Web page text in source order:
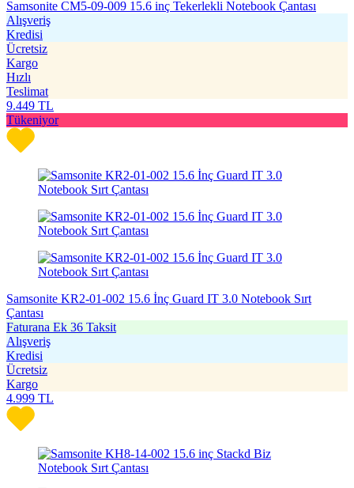
Samsonite CM5-09-009 15.6 inç Tekerlekli Notebook Çantası
Alışveriş
Kredisi
Ücretsiz
Kargo
Hızlı
Teslimat
9.449 TL
Tükeniyor
Samsonite KR2-01-002 15.6 İnç Guard IT 3.0 Notebook Sırt
Çantası
Faturana Ek 36 Taksit
Alışveriş
Kredisi
Ücretsiz
Kargo
4.999 TL